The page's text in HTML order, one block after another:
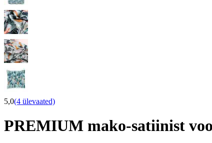
5,0(4 ülevaated)
PREMIUM mako-satiinist